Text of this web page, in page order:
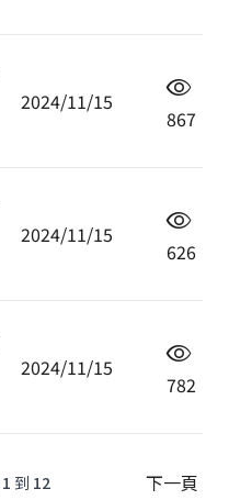
2024/11/15
867
2024/11/15
626
2024/11/15
782
1 到 12 下一頁